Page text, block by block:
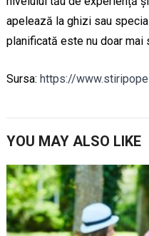
apelează la ghizi sau
planificată este nu doar mai
Sursa: https://
YOU MAY ALSO LIKE